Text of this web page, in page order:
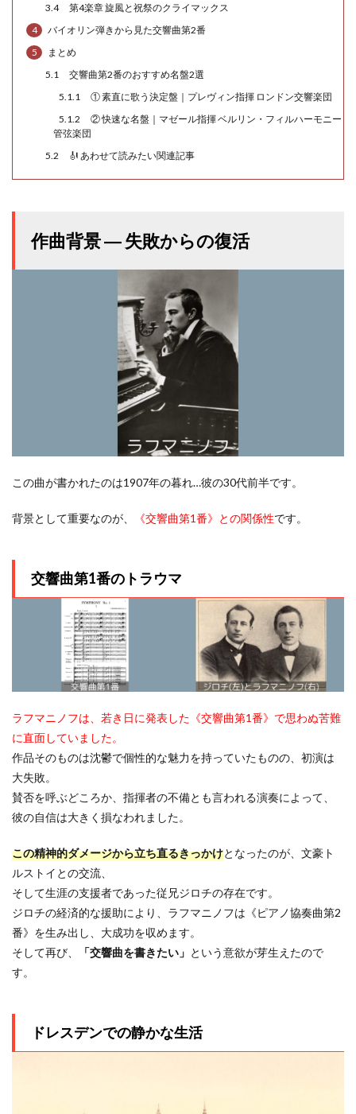
3.4
第4楽章 旋風と祝祭のクライマックス
4
バイオリン弾きから見た交響曲第2番
5
まとめ
5.1
交響曲第2番のおすすめ名盤2選
5.1.1
① 素直に歌う決定盤｜プレヴィン指揮 ロンドン交響楽団
5.1.2
② 快速な名盤｜マゼール指揮 ベルリン・フィルハーモニー
管弦楽団
5.2
🎻 あわせて読みたい関連記事
作曲背景 ― 失敗からの復活
この曲が書かれたのは1907年の暮れ…彼の30代前半です。
背景として重要なのが、 《交響曲第1番》との関係性です。
交響曲第1番のトラウマ
ラフマニノフは、若き日に発表した《交響曲第1番》で思わぬ苦難
に直面していました。
作品そのものは沈鬱で個性的な魅力を持っていたものの、初演は
大失敗。
賛否を呼ぶどころか、指揮者の不備とも言われる演奏によって、
彼の自信は大きく損なわれました。
この精神的ダメージから立ち直るきっかけとなったのが、文豪ト
ルストイとの交流、
そして生涯の支援者であった従兄ジロチの存在です。
ジロチの経済的な援助により、ラフマニノフは《ピアノ協奏曲第2
番》を生み出し、大成功を収めます。
そして再び、
「交響曲を書きたい」 という意欲が芽生えたので
す。
ドレスデンでの静かな生活